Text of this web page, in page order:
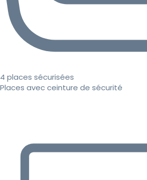
4 places sécurisées
Places avec ceinture de sécurité